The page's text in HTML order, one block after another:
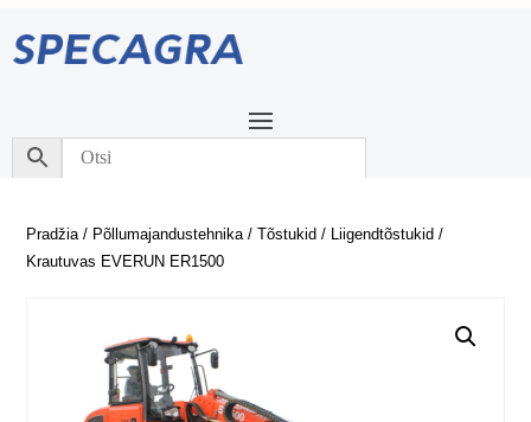
Pradžia/ Põllumajandustehnika/Tõstukid / Liigendtõstukid /
Krautuvas EVERUN ER1500